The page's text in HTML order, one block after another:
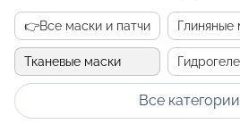
👉Все маски и патчи
Тканевые маски
Глиняные
Все категории